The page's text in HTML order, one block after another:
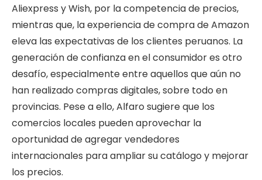
Aliexpress y Wish, por la competencia de precios,
mientras que, la experiencia de compra de Amazon
eleva las expectativas de los clientes peruanos. La
generación de confianza en el consumidor es otro
desafío, especialmente entre aquellos que aún no
han realizado compras digitales, sobre todo en
provincias. Pese a ello, Alfaro sugiere que los
comercios locales pueden aprovechar la
oportunidad de agregar vendedores
internacionales para ampliar su catálogo y mejorar
los precios.